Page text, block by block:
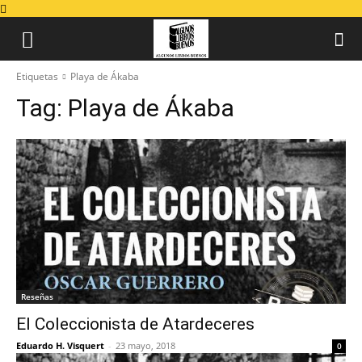
Etiquetas Playa de Ákaba
Tag: Playa de Ákaba
Reseñas
El Coleccionista de Atardeceres
Eduardo H. Visquert - 23 mayo, 2018 0